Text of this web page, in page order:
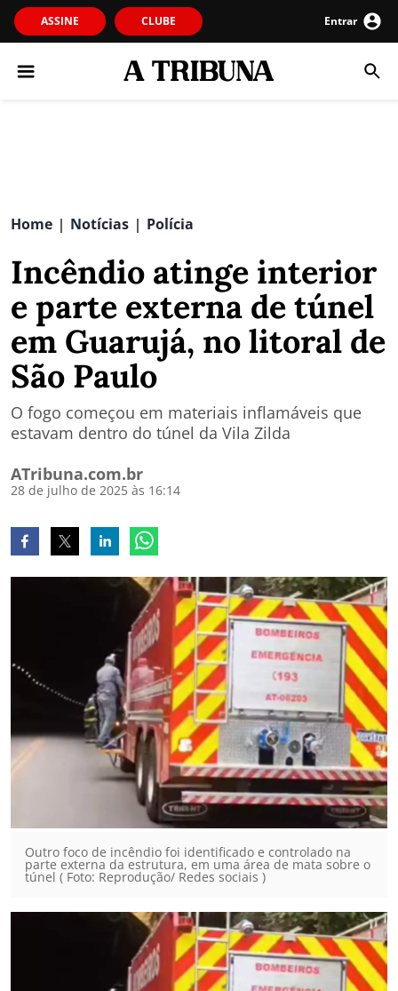
ASSINE CLUBE Entrar
Home | Notícias | Polícia
Incêndio atinge interior
e parte externa de túnel
em Guarujá, no litoral de
São Paulo
O fogo começou em materiais inflamáveis que
estavam dentro do túnel da Vila Zilda
ATribuna.com.br
28 de julho de 2025 às 16:14
Outro foco de incêndio foi identificado e controlado na
parte externa da estrutura, em uma área de mata sobre o
túnel ( Foto: Reprodução/ Redes sociais )